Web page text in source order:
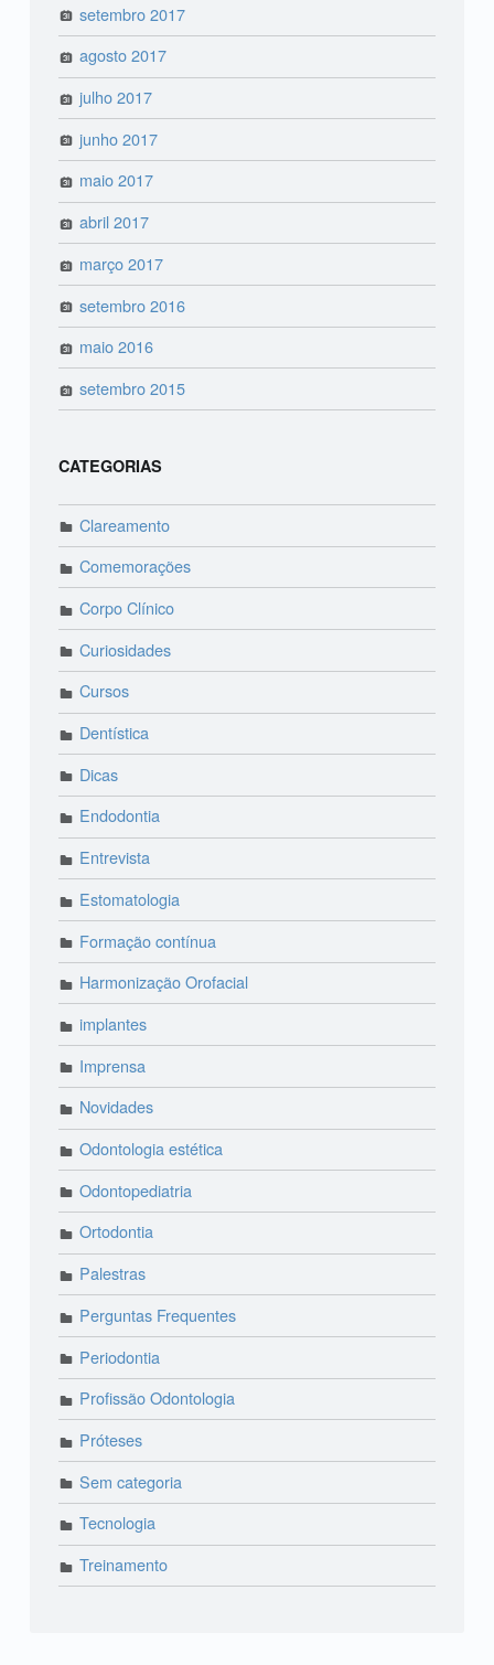
setembro 2017
agosto 2017
julho 2017
junho 2017
maio 2017
abril 2017
março 2017
setembro 2016
maio 2016
setembro 2015
CATEGORIAS
Clareamento
Comemorações
Corpo Clínico
Curiosidades
Cursos
Dentística
Dicas
Endodontia
Entrevista
Estomatologia
Formação contínua
Harmonização Orofacial
implantes
Imprensa
Novidades
Odontologia estética
Odontopediatria
Ortodontia
Palestras
Perguntas Frequentes
Periodontia
Profissão Odontologia
Próteses
Sem categoria
Tecnologia
Treinamento